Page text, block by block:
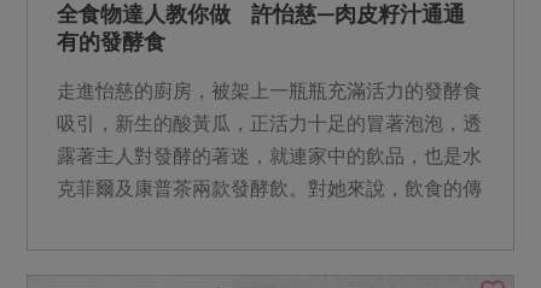
全食物達人教你做 許怡慈—肉皮籽汁通通
有的發酵食
走進怡慈的廚房，被架上一瓶瓶充滿活力的發酵食
吸引，新生的酸黃瓜，正活力十足的冒著泡泡，透
露著主人對發酵的著迷，就連家中的飲品，也是水
克菲爾及康普茶兩款發酵飲。對她來說，飲食的傳